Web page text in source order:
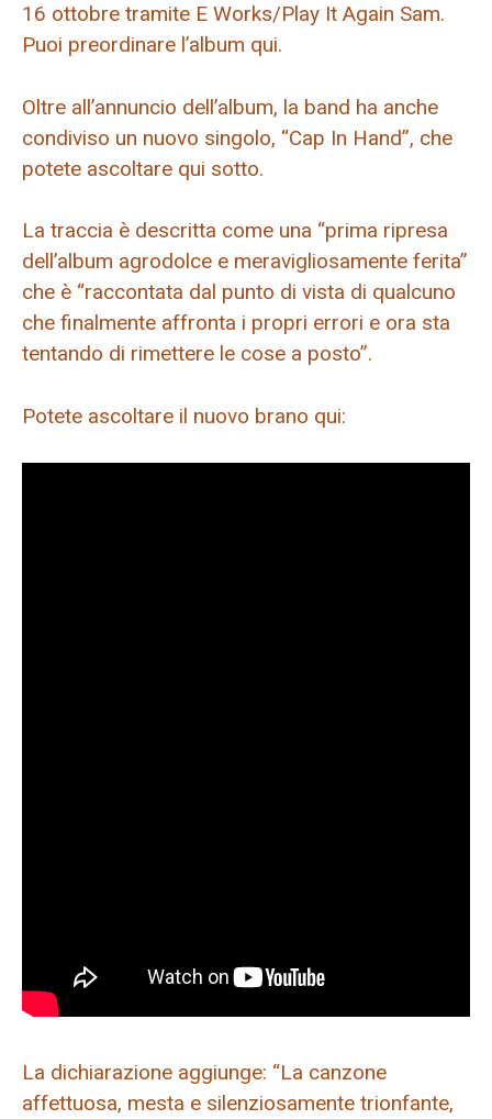
16 ottobre tramite E Works/Play It Again Sam.
Puoi preordinare l’album qui.
Oltre all’annuncio dell’album, la band ha anche
condiviso un nuovo singolo, “Cap In Hand”, che
potete ascoltare qui sotto.
La traccia è descritta come una “prima ripresa
dell’album agrodolce e meravigliosamente ferita”
che è “raccontata dal punto di vista di qualcuno
che finalmente affronta i propri errori e ora sta
tentando di rimettere le cose a posto”.
Potete ascoltare il nuovo brano qui:
La dichiarazione aggiunge: “La canzone
affettuosa, mesta e silenziosamente trionfante,